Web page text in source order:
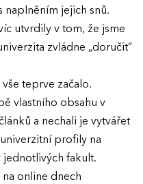
naplněním jejich snů.
utvrdily v tom, že jsme
zvládne „doručit“
teprve začalo.
vlastního obsahu v
a nechali je vytvářet
profily na
fakult.
online dnech